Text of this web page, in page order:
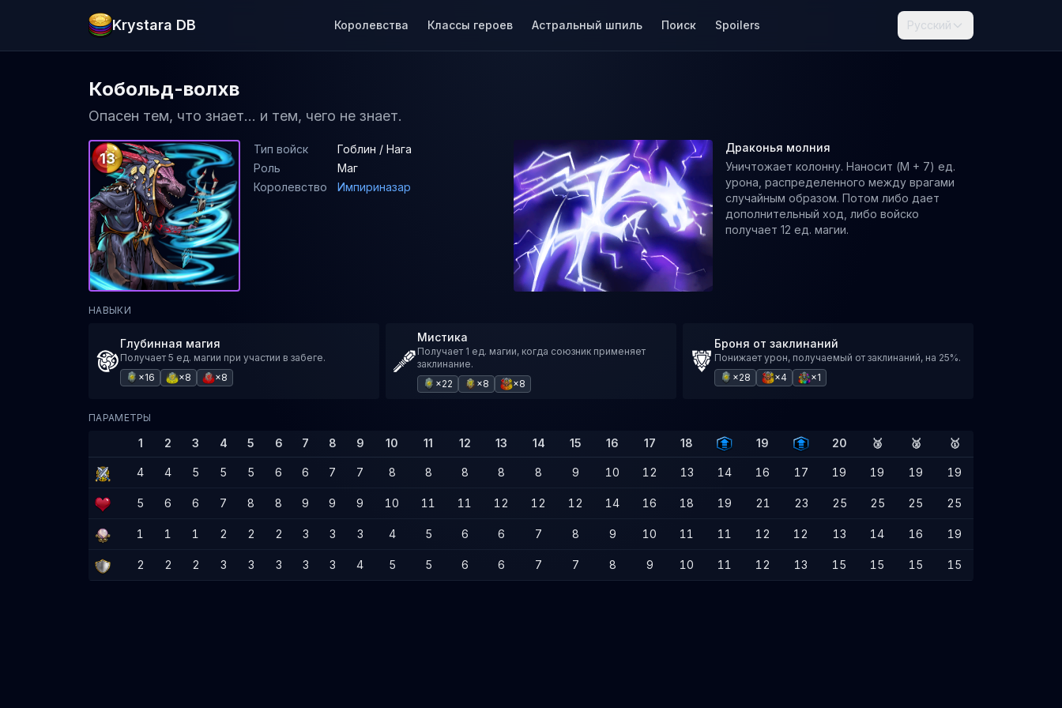
Krystara DB Королевства Классы героев Астральный шпиль Поиск Spoilers Русский
Кобольд-волхв
Опасен тем, что знает... и тем, чего не знает.
13
Тип войск
Гоблин / Нага
Роль
Маг
Королевство
Импириназар
Драконья молния
Уничтожает колонну. Наносит (M + 7) ед.
урона, распределенного между врагами
случайным образом. Потом либо дает
дополнительный ход, либо войско
получает 12 ед. магии.
НАВЫКИ
Глубинная магия
Получает 5 ед. магии при участии в забеге.
×16
×8 ×8
Мистика
Получает 1 ед. магии, когда союзник применяет
заклинание.
×22
×8 ×8
Броня от заклинаний
Понижает урон, получаемый от заклинаний, на 25%.
×28
×4 ×1
ПАРАМЕТРЫ
1 2 3 4 5 6 7 8 9 10 11 12 13 14 15 16 17 18 19 20 🥉 🥈 🥇
4 4 5 5 5 6 6 7 7 8 8 8 8 8 9 10 12 13 14 16 17 19 19 19 19
5 6 6 7 8 8 9 9 9 10 11 11 12 12 12 14 16 18 19 21 23 25 25 25 25
1 1 1 2 2 2 3 3 3 4 5 6 6 7 8 9 10 11 11 12 12 13 14 16 19
2 2 2 3 3 3 3 3 4 5 5 6 6 7 7 8 9 10 11 12 13 15 15 15 15